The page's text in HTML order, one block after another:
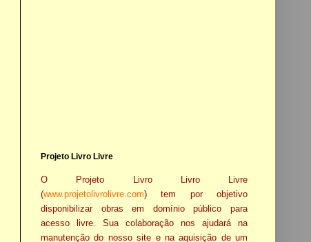
Projeto Livro Livre
O Projeto Livro Livro Livre
(www.projetolivrolivre.com) tem por objetivo
disponibilizar obras em domínio público para
acesso livre. Sua colaboração nos ajudará na
manutenção do nosso site e na aquisição de um